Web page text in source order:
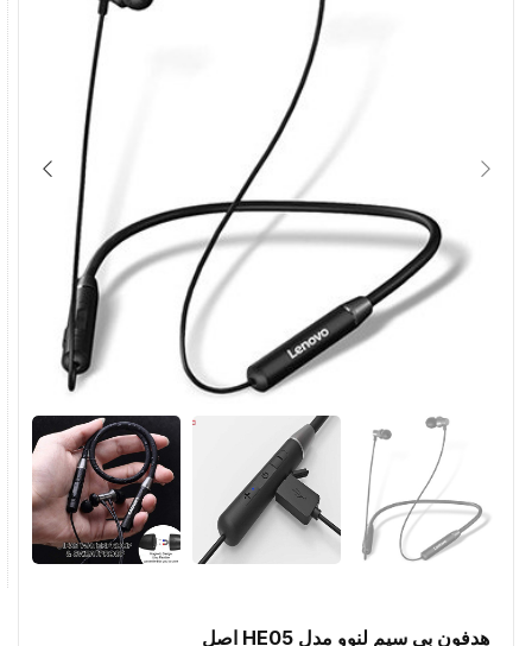
هدفون بی سیم لنوو مدل HE05 اصل